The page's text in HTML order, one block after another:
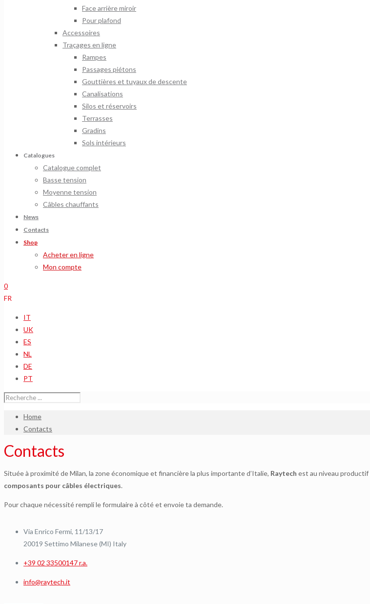
Face arrière miroir
Pour plafond
Accessoires
Traçages en ligne
Rampes
Passages piétons
Gouttières et tuyaux de descente
Canalisations
Silos et réservoirs
Terrasses
Gradins
Sols intérieurs
Catalogues
Catalogue complet
Basse tension
Moyenne tension
Câbles chauffants
News
Contacts
Shop
Acheter en ligne
Mon compte
0
FR
IT
UK
ES
NL
DE
PT
Home
Contacts
Contacts
Située à proximité de Milan, la zone économique et financière la plus importante d’Italie, Raytech est au niveau productif
composants pour câbles électriques.
Pour chaque nécessité rempli le formulaire à côté et envoie ta demande.
Via Enrico Fermi, 11/13/17
20019 Settimo Milanese (MI) Italy
+39 02 33500147 r.a.
info@raytech.it